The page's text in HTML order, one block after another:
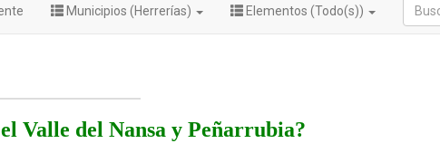
Municipios (Herrerías) Elementos (Todo(s))
Valle del Nansa y Peñarrubia?